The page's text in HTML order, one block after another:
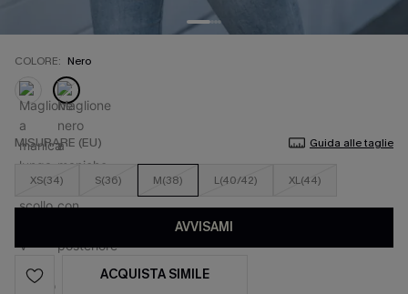
COLORE: Nero
MISURARE (EU) Guida alle taglie
XS(34) S(36) M(38) L(40/42) XL(44)
AVVISAMI
ACQUISTA SIMILE